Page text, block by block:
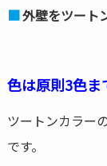
外壁をツート
色は原則3色ま
ツートンカラー
です。